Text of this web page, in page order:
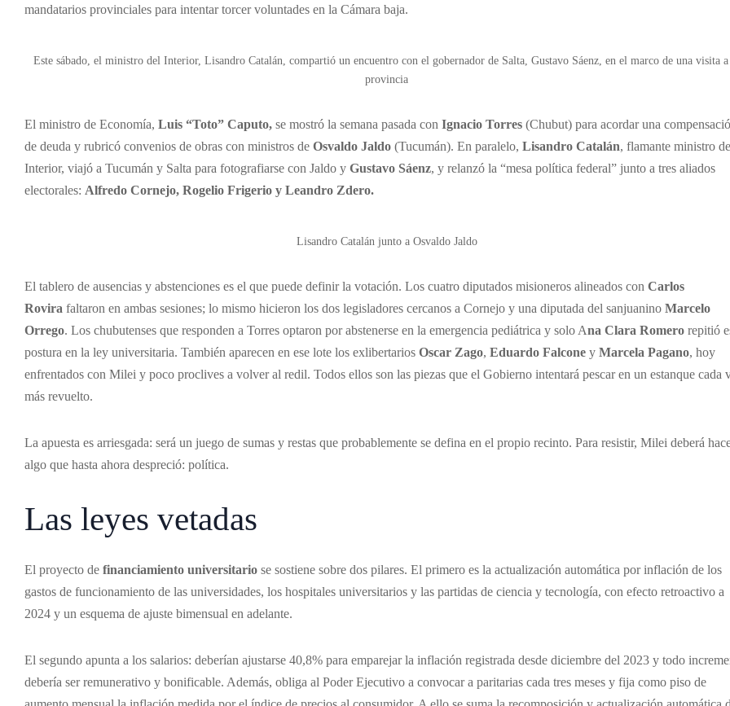
mandatarios provinciales para intentar torcer voluntades en la Cámara baja.
Este sábado, el ministro del Interior, Lisandro Catalán, compartió un encuentro con el gobernador de Salta, Gustavo Sáenz, en el marco de una visita
provincia
El ministro de Economía, Luis “Toto” Caputo, se mostró la semana pasada con Ignacio Torres (Chubut) para acordar una
de deuda y rubricó convenios de obras con ministros de Osvaldo Jaldo (Tucumán). En paralelo, Lisandro Catalán, flamante ministro
Interior, viajó a Tucumán y Salta para fotografiarse con Jaldo y Gustavo Sáenz, y relanzó la “mesa política federal” junto a tres aliados
electorales: Alfredo Cornejo, Rogelio Frigerio y Leandro Zdero.
Lisandro Catalán junto a Osvaldo Jaldo
El tablero de ausencias y abstenciones es el que puede definir la votación. Los cuatro diputados misioneros alineados con Carlos
Rovira faltaron en ambas sesiones; lo mismo hicieron los dos legisladores cercanos a Cornejo y una diputada del sanjuanino Marcelo
Orrego. Los chubutenses que responden a Torres optaron por abstenerse en la emergencia pediátrica y solo Ana Clara Romero repitió
postura en la ley universitaria. También aparecen en ese lote los exlibertarios Oscar Zago, Eduardo Falcone y Marcela Pagano, hoy
enfrentados con Milei y poco proclives a volver al redil. Todos ellos son las piezas que el Gobierno intentará pescar en un estanque cada
más revuelto.
La apuesta es arriesgada: será un juego de sumas y restas que probablemente se defina en el propio recinto. Para resistir, Milei deberá
algo que hasta ahora despreció: política.
Las leyes vetadas
El proyecto de financiamiento universitario se sostiene sobre dos pilares. El primero es la actualización automática por inflación de los
gastos de funcionamiento de las universidades, los hospitales universitarios y las partidas de ciencia y tecnología, con efecto retroactivo a
2024 y un esquema de ajuste bimensual en adelante.
El segundo apunta a los salarios: deberían ajustarse 40,8% para emparejar la inflación registrada desde diciembre del 2023 y todo
debería ser remunerativo y bonificable. Además, obliga al Poder Ejecutivo a convocar a paritarias cada tres meses y fija como piso de